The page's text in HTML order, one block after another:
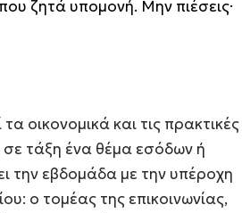
ζητά υπομονή. Μην πιέσεις·
οικονομικά και τις πρακτικές
σε τάξη ένα θέμα εσόδων ή
την εβδομάδα με την υπέροχη
ο τομέας της επικοινωνίας,